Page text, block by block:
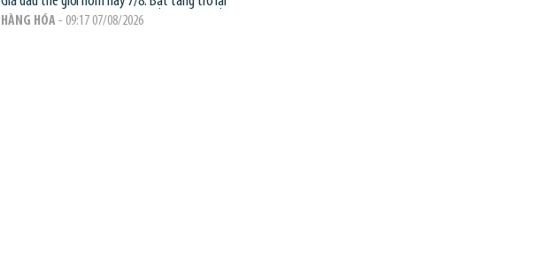
HÀNG HÓA - 09:17 07/08/2026